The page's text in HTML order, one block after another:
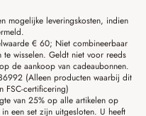
mogelijke leveringskosten, indien
€ 60; Niet combineerbaar
te wisselen. Geldt niet voor reeds
de aankoop van cadeaubonnen.
(Alleen producten waarbij dit
FSC-certificering)
van 25% op alle artikelen op
een set zijn uitgesloten. U heeft